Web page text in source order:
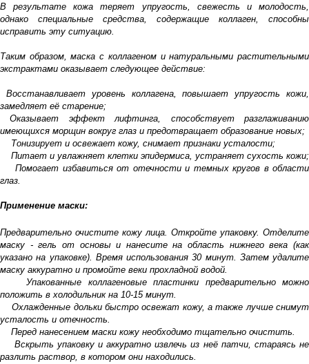
В результате кожа теряет упругость, свежесть и молодость,
однако специальные средства, содержащие коллаген, способны
исправить эту ситуацию.
Таким образом, маска с коллагеном и натуральными растительными
экстрактами оказывает следующее действие:
Восстанавливает уровень коллагена, повышает упругость кожи,
замедляет её старение;
Оказывает эффект лифтинга, способствует разглаживанию
имеющихся морщин вокруг глаз и предотвращает образование новых;
Тонизирует и освежает кожу, снимает признаки усталости;
Питает и увлажняет клетки эпидермиса, устраняет сухость кожи;
Помогает избавиться от отечности и темных кругов в области
глаз.
Применение маски:
Предварительно очистите кожу лица. Откройте упаковку. Отделите
маску - гель от основы и нанесите на область нижнего века (как
указано на упаковке). Время использования 30 минут. Затем удалите
маску аккуратно и промойте веки прохладной водой.
Упакованные коллагеновые пластинки предварительно можно
положить в холодильник на 10-15 минут.
Охлажденные дольки быстро освежат кожу, а также лучше снимут
усталость и отечность.
Перед нанесением маски кожу необходимо тщательно очистить.
Вскрыть упаковку и аккуратно извлечь из неё патчи, стараясь не
разлить раствор, в котором они находились.